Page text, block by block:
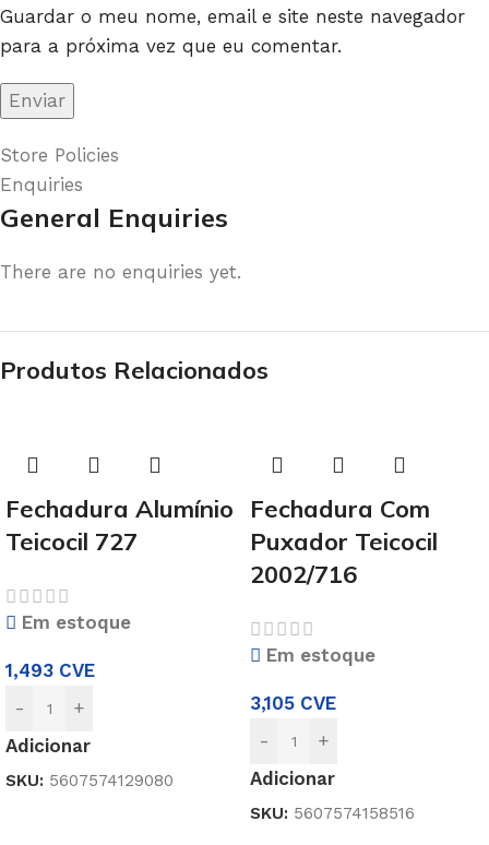
Guardar o meu nome, email e site neste navegador
para a próxima vez que eu comentar.
Store Policies
Enquiries
General Enquiries
There are no enquiries yet.
Produtos Relacionados
Fechadura Alumínio
Teicocil 727
Em estoque
1,493 CVE
-
+
Adicionar
SKU: 5607574129080
Fechadura Com
Puxador Teicocil
2002/716
Em estoque
3,105 CVE
-
+
Adicionar
SKU: 5607574158516